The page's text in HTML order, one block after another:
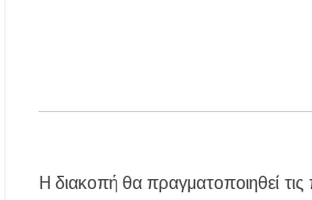
Η διακοπή θα πραγματοποιηθεί